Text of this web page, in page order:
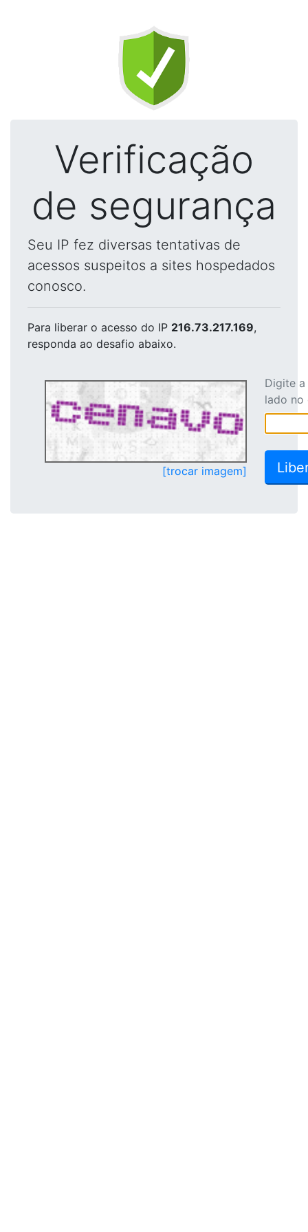
Verificação
de segurança
Seu IP fez diversas tentativas de
acessos suspeitos a sites hospedados
conosco.
Para liberar o acesso do IP 216.73.217.169,
responda ao desafio abaixo.
[trocar imagem]
Digite
lado no